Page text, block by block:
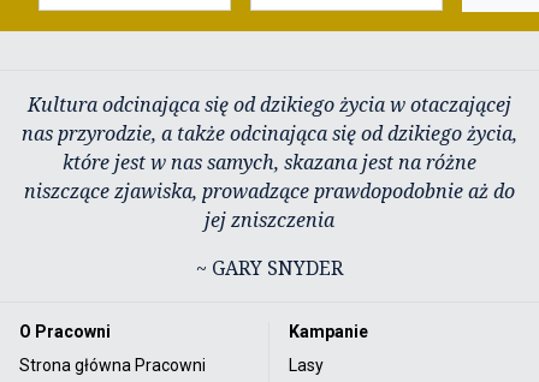
Kultura odcinająca się od dzikiego życia w otaczającej
nas przyrodzie, a także odcinająca się od dzikiego życia,
które jest w nas samych, skazana jest na różne
niszczące zjawiska, prowadzące prawdopodobnie aż do
jej zniszczenia
~ GARY SNYDER
O Pracowni
Strona główna Pracowni
Kampanie
Lasy